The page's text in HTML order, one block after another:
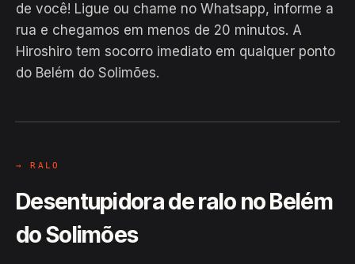
de você! Ligue ou chame no Whatsapp, informe a
rua e chegamos em menos de 20 minutos. A
Hiroshiro tem socorro imediato em qualquer ponto
do Belém do Solimões.
EM CAMPO
Hiroshiro · Belém do Solimões,
→ RALO
Desentupidora de ralo no Belém
do Solimões